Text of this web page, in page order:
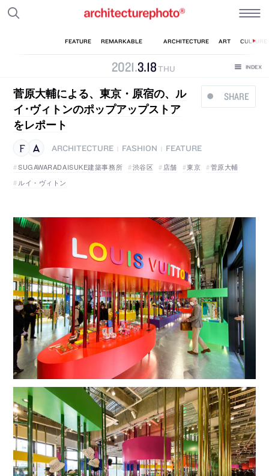
2021.3.18 THU
SHARE
菅原大輔による、東京・原宿の、ル
イ･ヴィトンのポップアップストア
をレポート
ARCHITECTURE FASHION
FEATURE
SUGAWARADAISUKE建築事務所
渋谷区 店舗 東京
菅原大輔
ルイ・ヴィトン